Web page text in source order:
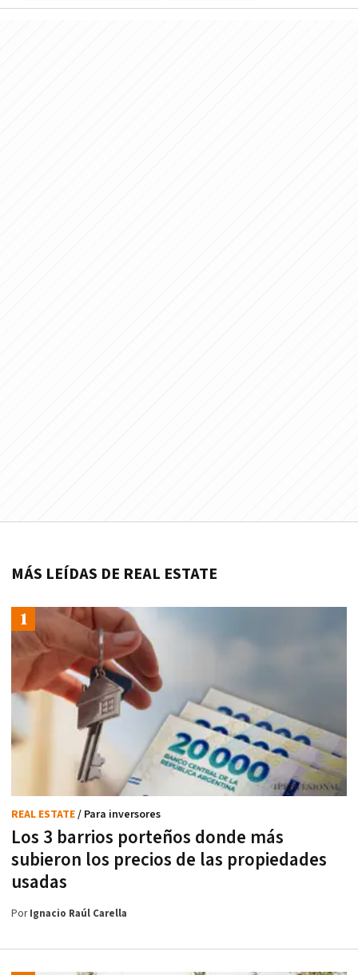
MÁS LEÍDAS DE REAL ESTATE
Los 3 barrios porteños donde más
subieron los precios de las propiedades
usadas
REAL ESTATE/ Para inversores
PorIgnacio Raúl Carella